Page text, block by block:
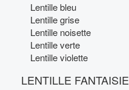
Lentille bleu
Lentille grise
Lentille noisette
Lentille verte
Lentille violette
LENTILLE FANTAISIE